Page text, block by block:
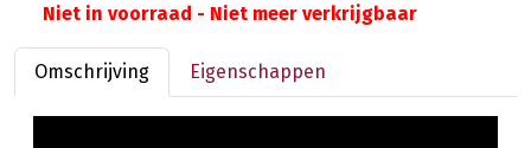
Niet in voorraad - Niet meer verkrijgbaar
Omschrijving Eigenschappen